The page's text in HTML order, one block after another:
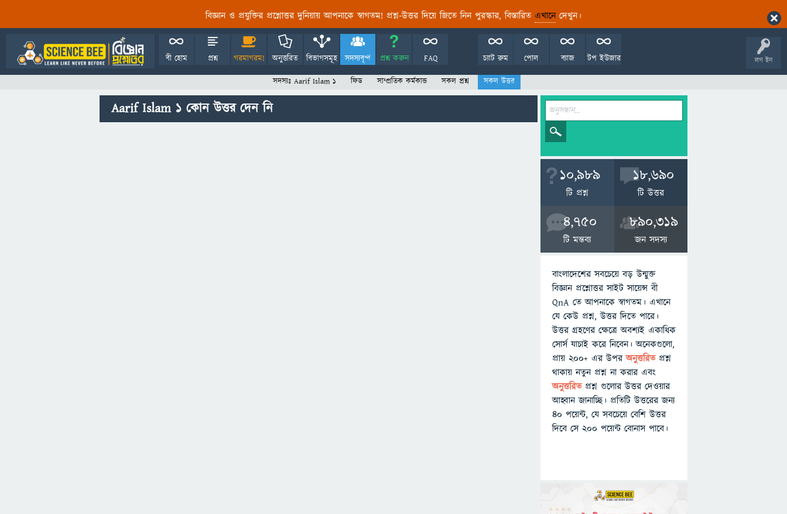
বিজ্ঞান ও প্রযুক্তির প্রশ্নোত্তর দুনিয়ায় আপনাকে স্বাগতম! প্রশ্ন-উত্তর দিয়ে জিতে নিন পুরস্কার, বিস্তারিত এখানেদেখুন।
লগ ইন
বী হোম প্রশ্ন গরমাগরম! অনুত্তরিত বিভাগসমূহ সদস্যবৃন্দ প্রশ্ন করুন FAQ টপ ইউজার
ব্যাজ
পোল
চ্যাট রুম
সদস্যঃ Aarif Islam 1 ফিড সাম্প্রতিক কর্মকান্ড সকল প্রশ্ন সকল উত্তর
Aarif Islam 1 কোন উত্তর দেন নি
10,989
টি প্রশ্ন
18,690
টি উত্তর
4,750
টি মন্তব্য
890,319
জন সদস্য
বাংলাদেশের সবচেয়ে বড় উন্মুক্ত
বিজ্ঞান প্রশ্নোত্তর সাইট সায়েন্স বী
QnA তে আপনাকে স্বাগতম। এখানে
যে কেউ প্রশ্ন, উত্তর দিতে পারে।
উত্তর গ্রহণের ক্ষেত্রে অবশ্যই একাধিক
সোর্স যাচাই করে নিবেন। অনেকগুলো,
প্রায় ২০০+ এর উপরঅনুত্তরিতপ্রশ্ন
থাকায় নতুন প্রশ্ন না করার এবং
অনুত্তরিত প্রশ্ন গুলোর উত্তর দেওয়ার
আহ্বান জানাচ্ছি। প্রতিটি উত্তরের জন্য
৪০ পয়েন্ট, যে সবচেয়ে বেশি উত্তর
দিবে সে ২০০ পয়েন্ট বোনাস পাবে।